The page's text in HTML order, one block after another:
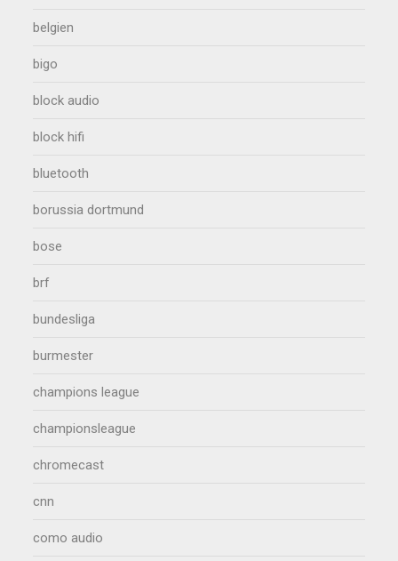
belgien
bigo
block audio
block hifi
bluetooth
borussia dortmund
bose
brf
bundesliga
burmester
champions league
championsleague
chromecast
cnn
como audio